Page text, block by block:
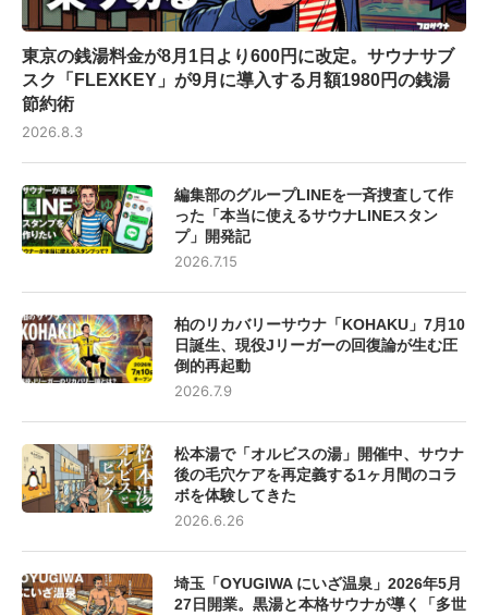
東京の銭湯料金が8月1日より600円に改定。サウナサブ
スク「FLEXKEY」が9月に導入する月額1980円の銭湯
節約術
2026.8.3
編集部のグループLINEを一斉捜査して作
った「本当に使えるサウナLINEスタン
プ」開発記
2026.7.15
柏のリカバリーサウナ「KOHAKU」7月10
日誕生、現役Jリーガーの回復論が生む圧
倒的再起動
2026.7.9
松本湯で「オルビスの湯」開催中、サウナ
後の毛穴ケアを再定義する1ヶ月間のコラ
ボを体験してきた
2026.6.26
埼玉「OYUGIWA にいざ温泉」2026年5月
27日開業。黒湯と本格サウナが導く「多世